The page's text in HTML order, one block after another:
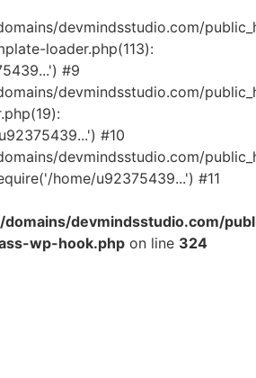
devmindsstudio.com/
loader.php(113):
#9
devmindsstudio.com/
#10
devmindsstudio.com/
home/u92375439...') #11
devmindsstudio.com/
wp-hook.php on line 324